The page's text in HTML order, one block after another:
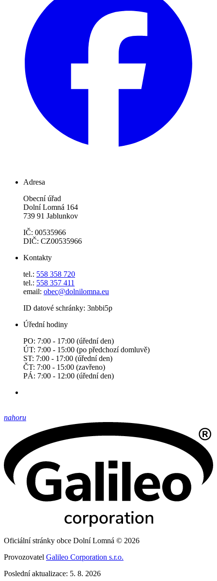
Adresa
Obecní úřad
Dolní Lomná 164
739 91 Jablunkov
IČ: 00535966
DIČ: CZ00535966
Kontakty
tel.: 558 358 720
tel.: 558 357 411
email: obec@dolnilomna.eu
ID datové schránky: 3nbbi5p
Úřední hodiny
PO: 7:00 - 17:00 (úřední den)
ÚT: 7:00 - 15:00 (po předchozí domluvě)
ST: 7:00 - 17:00 (úřední den)
ČT: 7:00 - 15:00 (zavřeno)
PÁ: 7:00 - 12:00 (úřední den)
nahoru
Oficiální stránky obce Dolní Lomná © 2026
Provozovatel Galileo Corporation s.r.o.
Poslední aktualizace: 5. 8. 2026